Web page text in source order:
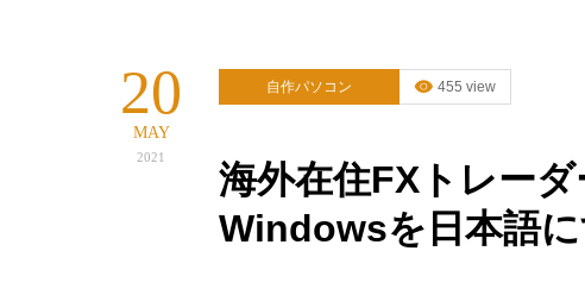
20
MAY
2021
自作パソコン 455 view
海外在住FXトレー
Windowsを日本語